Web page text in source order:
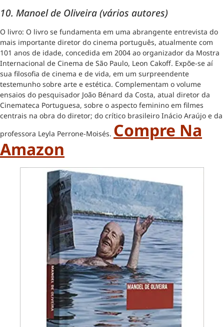
10. Manoel de Oliveira (vários autores)
O livro: O livro se fundamenta em uma abrangente entrevista do
mais importante diretor do cinema português, atualmente com
101 anos de idade, concedida em 2004 ao organizador da Mostra
Internacional de Cinema de São Paulo, Leon Cakoff. Expõe-se aí
sua filosofia de cinema e de vida, em um surpreendente
testemunho sobre arte e estética. Complementam o volume
ensaios do pesquisador João Bénard da Costa, atual diretor da
Cinemateca Portuguesa, sobre o aspecto feminino em filmes
centrais na obra do diretor; do crítico brasileiro Inácio Araújo e da
professora Leyla Perrone-Moisés. Compre Na
Amazon